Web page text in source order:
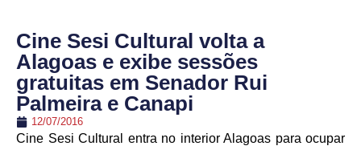
Cine Sesi Cultural volta a
Alagoas e exibe sessões
gratuitas em Senador Rui
Palmeira e Canapi
12/07/2016
Cine Sesi Cultural entra no interior Alagoas para ocupar